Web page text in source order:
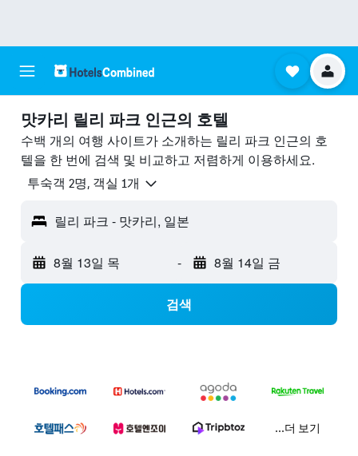
맛카리 릴리 파크 ​인근의 호텔
수백 개의 여행 사이트가 소개하는 릴리 파크 인근의 호
텔을 한 번에 검색 및 비교하고 저렴하게 이용하세요.
​투숙객 2​명, ​객실 1개
릴리 파크 - 맛카리, 일본
8월 13일 목 - 8월 14일 금
검색
...더 보기